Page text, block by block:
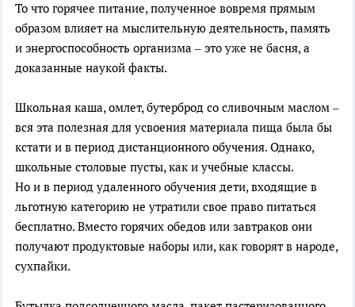
То что горячее питание, полученное вовремя прямым
образом влияет на мыслительную деятельность, память
и энергоспособность организма – это уже не басня, а
доказанные наукой факты.
Школьная каша, омлет, бутерброд со сливочным маслом –
вся эта полезная для усвоения материала пища была бы
кстати и в период дистанционного обучения. Однако,
школьные столовые пусты, как и учебные классы.
Но и в период удаленного обучения дети, входящие в
льготную категорию не утратили свое право питаться
бесплатно. Вместо горячих обедов или завтраков они
получают продуктовые наборы или, как говорят в народе,
сухпайки.